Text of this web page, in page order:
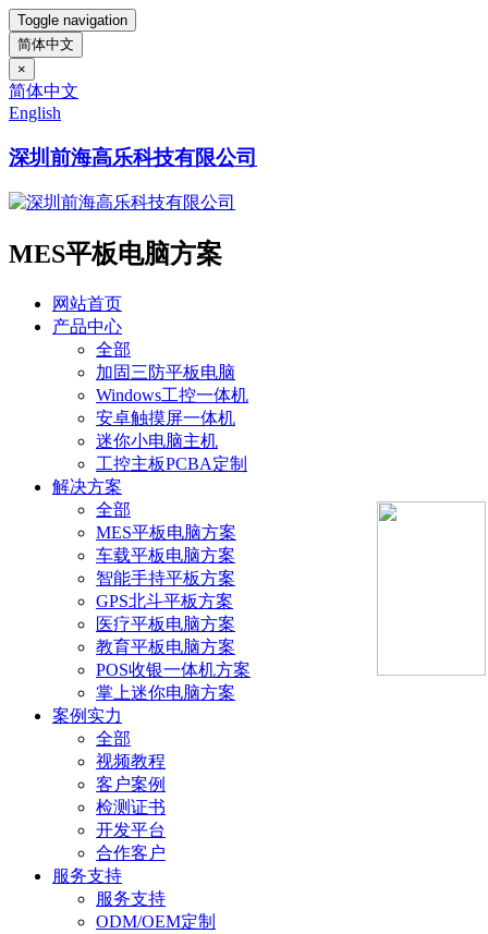
Toggle navigation
简体中文
×
简体中文
English
深圳前海高乐科技有限公司
MES平板电脑方案
网站首页
产品中心
全部
加固三防平板电脑
Windows工控一体机
安卓触摸屏一体机
迷你小电脑主机
工控主板PCBA定制
解决方案
全部
MES平板电脑方案
车载平板电脑方案
智能手持平板方案
GPS北斗平板方案
医疗平板电脑方案
教育平板电脑方案
POS收银一体机方案
掌上迷你电脑方案
案例实力
全部
视频教程
客户案例
检测证书
开发平台
合作客户
服务支持
服务支持
ODM/OEM定制